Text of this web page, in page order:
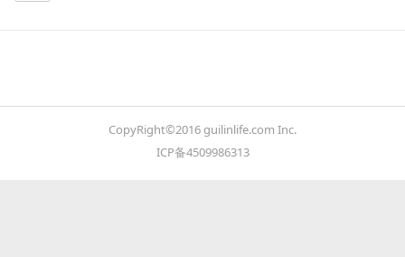
CopyRight©2016 guilinlife.com Inc.
ICP备4509986313